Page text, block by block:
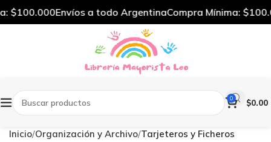
0 $0.00
Inicio Organización y Archivo Tarjeteros y Ficheros
$100.000Envíos a todo ArgentinaCompra Mínima: